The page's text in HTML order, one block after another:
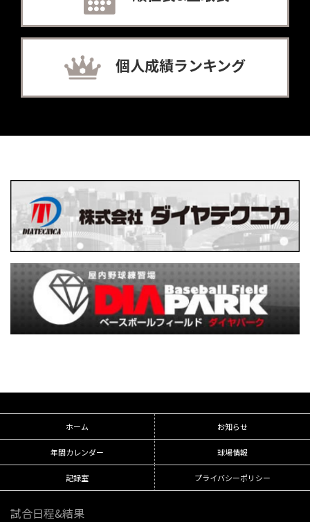
個人成績ランキング
ホーム お知らせ
年間カレンダー 球場情報
記録室 プライバシーポリシー
試合日程&結果